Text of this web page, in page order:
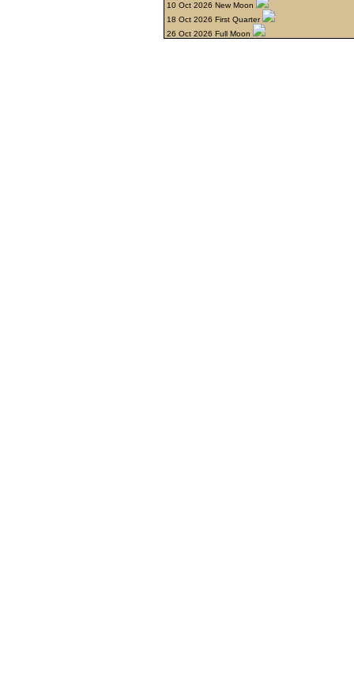
10 Oct 2026 New Moon
18 Oct 2026 First Quarter
26 Oct 2026 Full Moon